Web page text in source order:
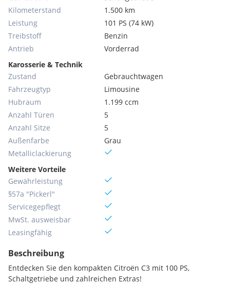
Kilometerstand
1.500 km
Leistung
101 PS (74 kW)
Treibstoff
Benzin
Antrieb
Vorderrad
Karosserie & Technik
Zustand
Gebrauchtwagen
Fahrzeugtyp
Limousine
Hubraum
1.199 ccm
Anzahl Türen
5
Anzahl Sitze
5
Außenfarbe
Grau
Metallic­lackierung
Weitere Vorteile
Gewährleistung
§57a "Pickerl"
Servicegepflegt
MwSt. ausweisbar
Leasingfähig
Beschreibung
Entdecken Sie den kompakten Citroën C3 mit 100 PS,
Schaltgetriebe und zahlreichen Extras!